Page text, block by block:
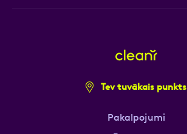
Tev tuvākais punkts
Pakalpojumi